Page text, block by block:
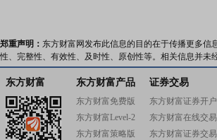
郑重声明： 东方财富网发布此信息的目的在于传播更多
性、完整性、有效性、及时性、原创性等。相关信息并
东方财富 东方财富产品
东方财富免费版
东方财富Level-2
东方财富策略版
证券交易
东方财富证券开户
东方财富在线交易
东方财富证券交易